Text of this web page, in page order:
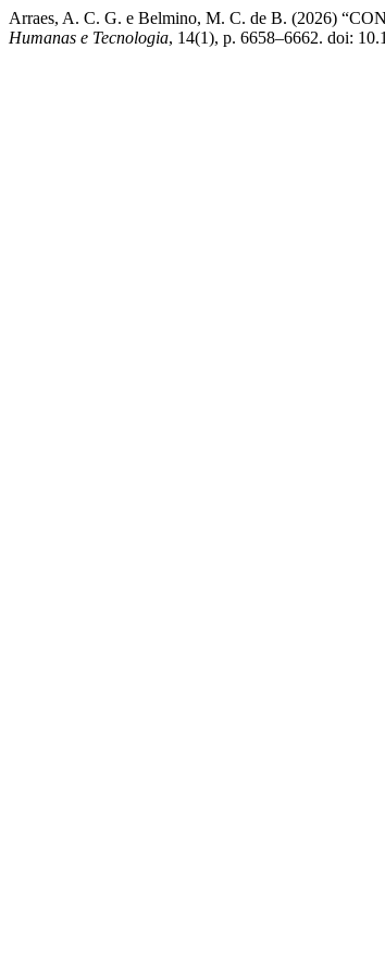
Arraes, A. C. G. e Belmino, M. C. de B. (2026)
Humanas e Tecnologia, 14(1), p. 6658–6662. doi: